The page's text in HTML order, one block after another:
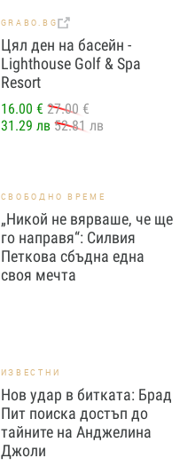
GRABO.BG
Цял ден на басейн -
Lighthouse Golf & Spa
Resort
16.00 € 27.00 €
31.29 лв 52.81 лв
СВОБОДНО ВРЕМЕ
„Никой не вярваше, че ще
го направя“: Силвия
Петкова сбъдна една
своя мечта
ИЗВЕСТНИ
Нов удар в битката: Брад
Пит поиска достъп до
тайните на Анджелина
Джоли